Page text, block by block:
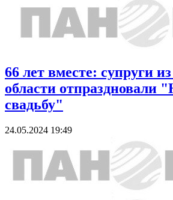
66 лет вместе: супруги
области отпраздновали
свадьбу"
24.05.2024 19:49